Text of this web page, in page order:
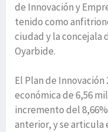
de Innovación y
tenido como
ciudad y la concejala
Oyarbide.
El Plan de
económica de 6,56
incremento del
anterior, y se articula